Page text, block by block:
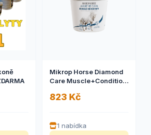
Mikrop Horse Diamond
Care Muscle+Condition
LINIE A VÝŽIVNÁ
823 Kč
1 nabídka